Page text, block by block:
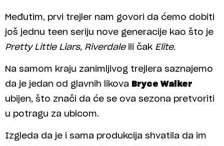
Međutim, prvi trejler nam govori da ćemo dobiti
još jednu teen seriju nove generacije kao što je
Pretty Little Liars, Riverdaleili čak Elite.
Na samom kraju zanimljivog trejlera saznajemo
da je jedan od glavnih likova
Bryce Walker
ubijen, što znači da će se ova sezona pretvoriti
u potragu za ubicom.
Izgleda da je i sama produkcija shvatila da im